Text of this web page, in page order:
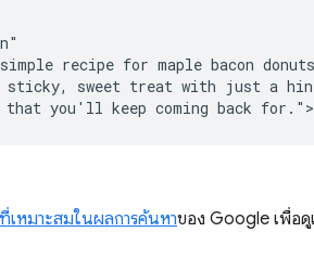
recipe for maple bacon donuts
sticky, sweet treat with just a
that you'll keep coming back for.">
เหมาะสมในผลการค้นหาของ Google เพื่อดู